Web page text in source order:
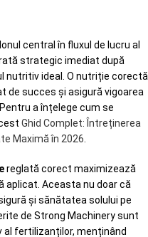
central în fluxul de lucru al
strategic imediat după
nutritiv ideal. O nutriție corectă
de succes și asigură vigoarea
a înțelege cum se
Ghid Complet: Întreținerea
Maximă în 2026
reglată corect maximizează
Aceasta nu doar că
și sănătatea solului pe
de Strong Machinery sunt
fertilizanților, menținând